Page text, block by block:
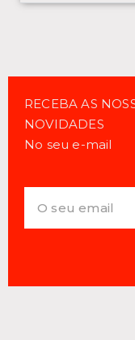
RECEBA AS
NOVIDADES
No seu e-mail